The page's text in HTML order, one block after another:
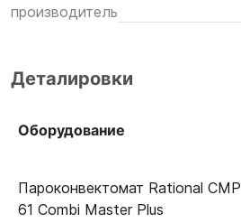
производитель
Деталировки
Оборудование
Пароконвектомат Rational CMP
61 Combi Master Plus